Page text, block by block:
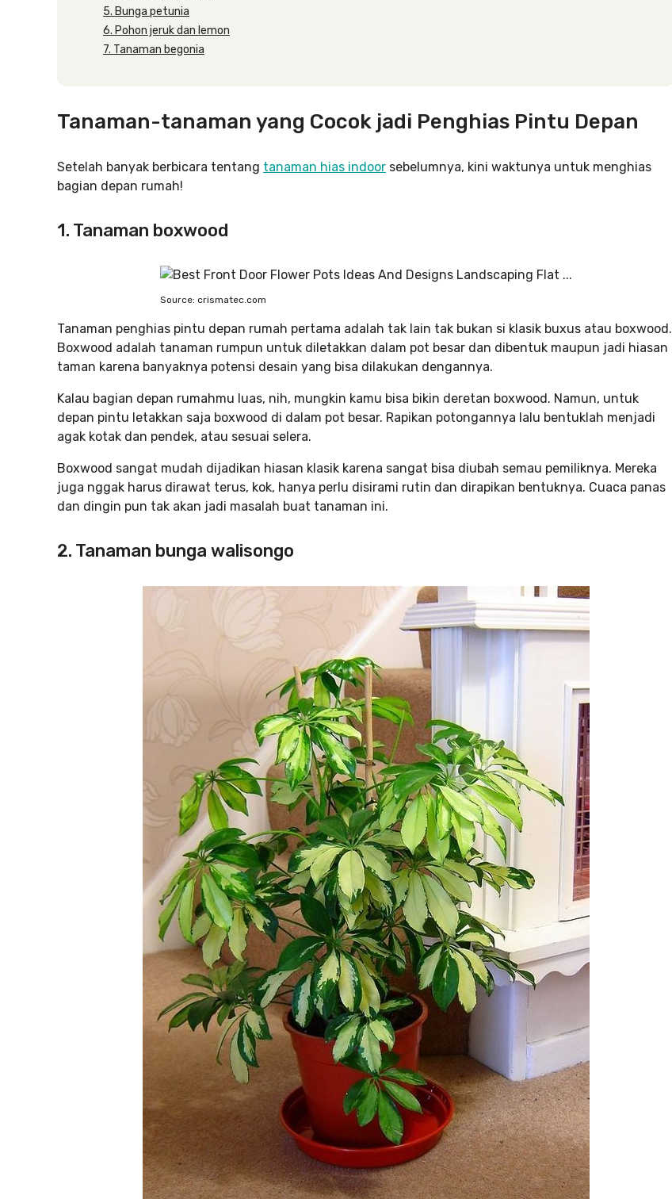
5. Bunga petunia
6. Pohon jeruk dan lemon
7. Tanaman begonia
Tanaman-tanaman yang Cocok jadi Penghias Pintu Depan
Setelah banyak berbicara tentang tanaman hias indoor sebelumnya, kini waktunya untuk menghias
bagian depan rumah!
1. Tanaman boxwood
Source: crismatec.com
Tanaman penghias pintu depan rumah pertama adalah tak lain tak bukan si klasik buxus atau boxwood.
Boxwood adalah tanaman rumpun untuk diletakkan dalam pot besar dan dibentuk maupun jadi hiasan
taman karena banyaknya potensi desain yang bisa dilakukan dengannya.
Kalau bagian depan rumahmu luas, nih, mungkin kamu bisa bikin deretan boxwood. Namun, untuk
depan pintu letakkan saja boxwood di dalam pot besar. Rapikan potongannya lalu bentuklah menjadi
agak kotak dan pendek, atau sesuai selera.
Boxwood sangat mudah dijadikan hiasan klasik karena sangat bisa diubah semau pemiliknya. Mereka
juga nggak harus dirawat terus, kok, hanya perlu disirami rutin dan dirapikan bentuknya. Cuaca panas
dan dingin pun tak akan jadi masalah buat tanaman ini.
2. Tanaman bunga walisongo